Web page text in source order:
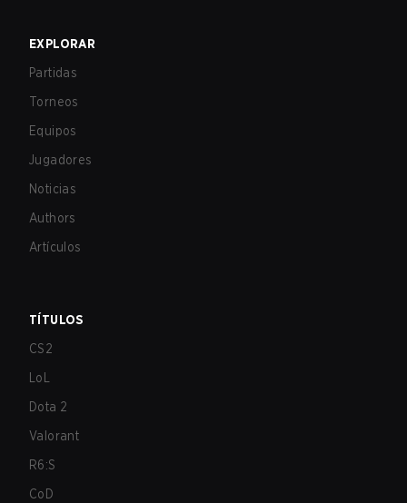
EXPLORAR
Partidas
Torneos
Equipos
Jugadores
Noticias
Authors
Artículos
TÍTULOS
CS2
LoL
Dota 2
Valorant
R6:S
CoD